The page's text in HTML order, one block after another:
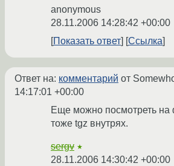
anonymous
28.11.2006 14:28:42 +00:00
Показать ответ
Ссылка
Ответ на: комментарий от
14:17:01 +00:00
Еще можно посмотреть на
тоже tgz внутрях.
sergv ★
28.11.2006 14:30:42 +00:00